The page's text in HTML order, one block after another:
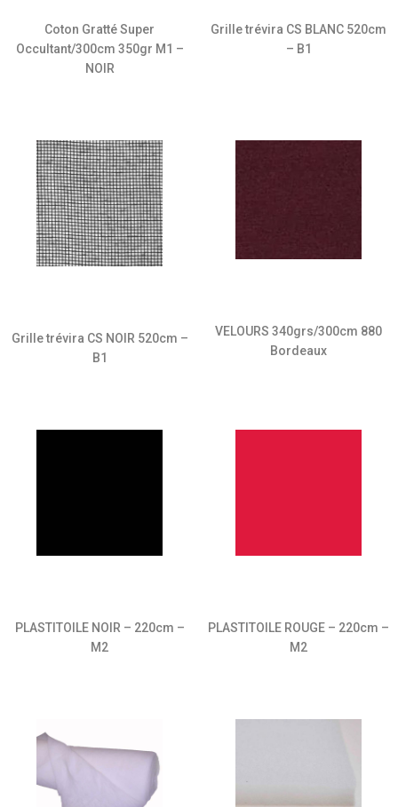
Coton Gratté Super
Occultant/300cm 350gr M1 –
NOIR
Grille trévira CS BLANC 520cm
– B1
Grille trévira CS NOIR 520cm –
B1
VELOURS 340grs/300cm 880
Bordeaux
PLASTITOILE NOIR – 220cm –
M2
PLASTITOILE ROUGE – 220cm –
M2